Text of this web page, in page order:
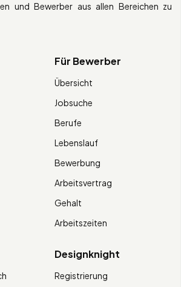
und Bewerber aus allen Bereichen zu
Für Bewerber
Übersicht
Jobsuche
Berufe
Lebenslauf
Bewerbung
Arbeitsvertrag
Gehalt
Arbeitszeiten
Designknight
Registrierung